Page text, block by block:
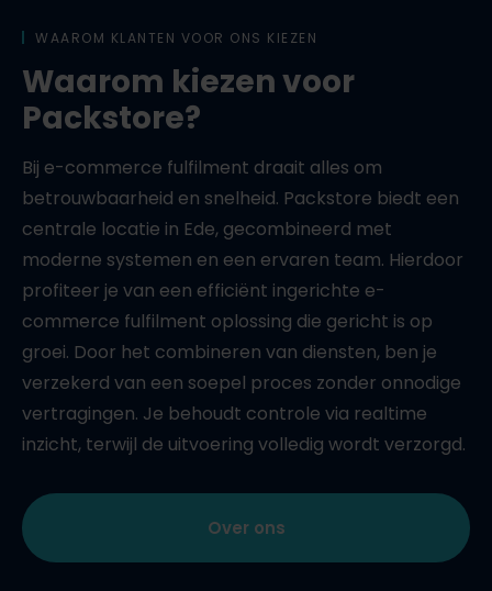
WAAROM KLANTEN VOOR ONS KIEZEN
Waarom kiezen voor
Packstore?
Bij e-commerce fulfilment draait alles om
betrouwbaarheid en snelheid. Packstore biedt een
centrale locatie in Ede, gecombineerd met
moderne systemen en een ervaren team. Hierdoor
profiteer je van een efficiënt ingerichte e-
commerce fulfilment oplossing die gericht is op
groei. Door het combineren van diensten, ben je
verzekerd van een soepel proces zonder onnodige
vertragingen. Je behoudt controle via realtime
inzicht, terwijl de uitvoering volledig wordt verzorgd.
Over ons